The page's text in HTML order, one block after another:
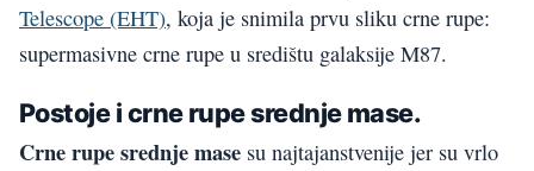
Telescope (EHT), koja je snimila prvu sliku crne rupe:
supermasivne crne rupe u središtu galaksije M87.
Postoje i crne rupe srednje mase.
Crne rupe srednje mase su najtajanstvenije jer su vrlo